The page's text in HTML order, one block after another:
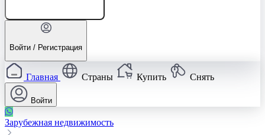
Войти / Регистрация
Главная Страны Купить Снять
Войти
Зарубежная недвижимость